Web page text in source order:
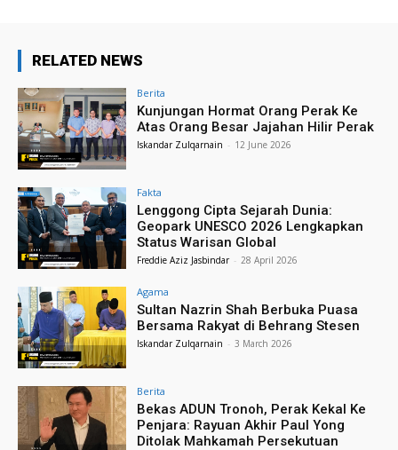
RELATED NEWS
Berita
Kunjungan Hormat Orang Perak Ke
Atas Orang Besar Jajahan Hilir Perak
Iskandar Zulqarnain - 12 June 2026
Fakta
Lenggong Cipta Sejarah Dunia:
Geopark UNESCO 2026 Lengkapkan
Status Warisan Global
Freddie Aziz Jasbindar - 28 April 2026
Agama
Sultan Nazrin Shah Berbuka Puasa
Bersama Rakyat di Behrang Stesen
Iskandar Zulqarnain - 3 March 2026
Berita
Bekas ADUN Tronoh, Perak Kekal Ke
Penjara: Rayuan Akhir Paul Yong
Ditolak Mahkamah Persekutuan